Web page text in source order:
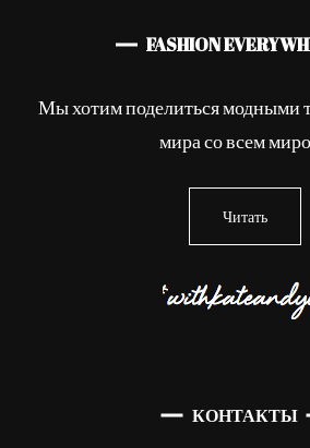
FASHION
Мы хотим поделиться модными
мира со всем
Читать
КОНТАКТЫ